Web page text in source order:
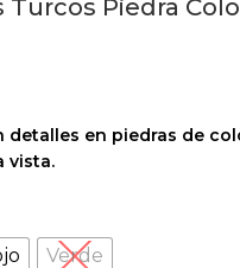
Turcos Piedra
detalles en piedras de
vista.
Verde